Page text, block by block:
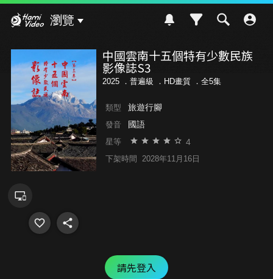
瀏覽
中國雲南十五個特有少數民族
影像誌S3
2025 ． 普遍級 ．HD畫質 ．全5集
類型 旅遊行腳
發音 國語
星等 4
下架時間 2028年11月16日
請先登入